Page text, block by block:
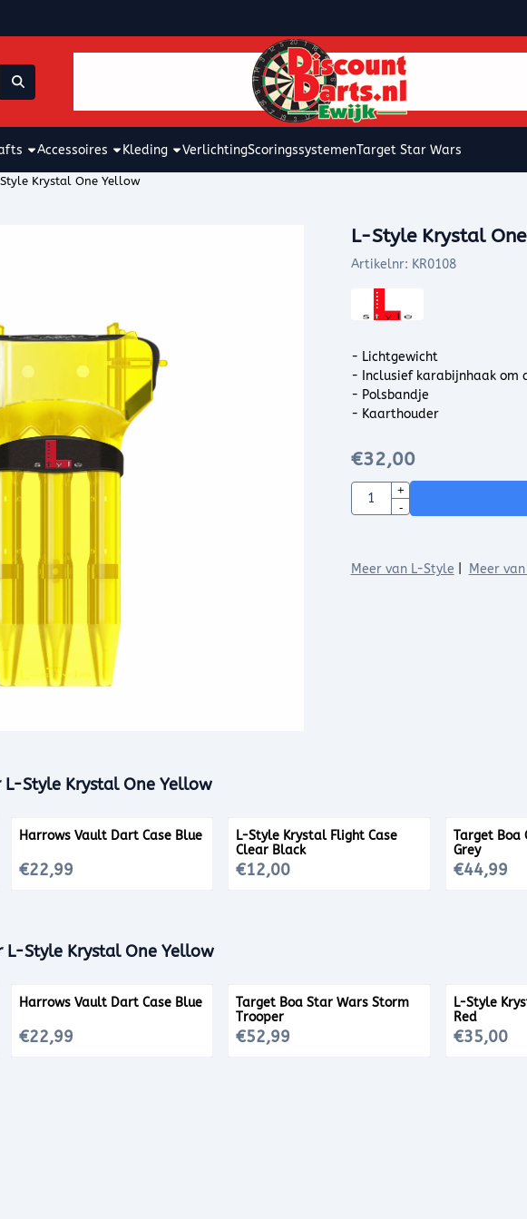
Accessoires Kleding VerlichtingScoringssystemenTarget Star Wars
Krystal One Yellow
L-Style Krystal
Artikelnr: KR0108
- Lichtgewicht
- Inclusief karabijnhaak om
- Polsbandje
- Kaarthouder
€32,00
Aantal
+
-
Meer van L-Style Meer
L-Style Krystal One Yellow
Harrows Vault Dart Case Blue
Prijs: 22,99
€22,99
L-Style Krystal Flight Case
Clear Black
Prijs: 12,00
€12,00
Target Boa
Grey
Prijs: 44,99
€44,99
L-Style Krystal One Yellow
Harrows Vault Dart Case Blue
Prijs: 22,99
€22,99
Target Boa Star Wars Storm
Trooper
Prijs: 52,99
€52,99
L-Style
Red
Prijs: 35,00
€35,00